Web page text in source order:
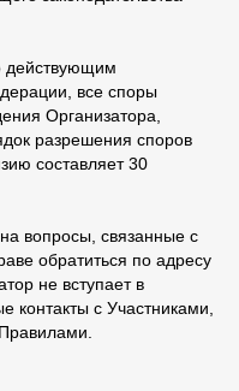
действующим
все споры
Организатора,
разрешения споров
составляет 30
вопросы, связанные с
обратиться по адресу
не вступает в
контакты с Участниками,